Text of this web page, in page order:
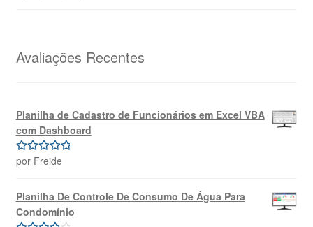
R$69,99.R$39,99.
Avaliações Recentes
Planilha de Cadastro de Funcionários em Excel VBA
com Dashboard
Avaliação5
por Freide
Planilha De Controle De Consumo De Água Para
Condomínio